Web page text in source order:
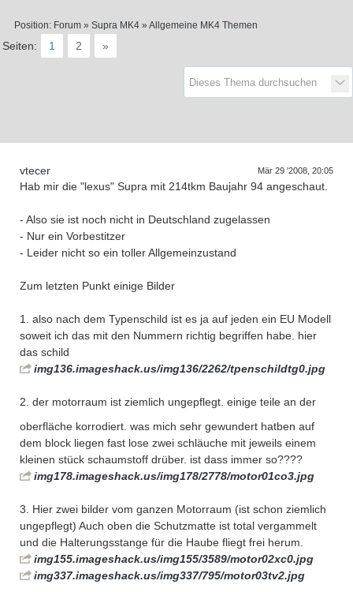
D
a
s
T
r
e
f
f
e
n
d
e
r
G
e
n
e
r
a
t
i
o
n
e
n
Position: Forum » Supra MK4 » Allgemeine MK4 Themen
Seiten: 1 2 »
vtecer Mär 29 '2008, 20:05
Hab mir die "lexus" Supra mit 214tkm Baujahr 94 angeschaut.
- Also sie ist noch nicht in Deutschland zugelassen
- Nur ein Vorbestitzer
- Leider nicht so ein toller Allgemeinzustand
Zum letzten Punkt einige Bilder
1. also nach dem Typenschild ist es ja auf jeden ein EU Modell
soweit ich das mit den Nummern richtig begriffen habe. hier
das schild
img136.imageshack.us/img136/2262/tpenschildtg0.jpg
2. der motorraum ist ziemlich ungepflegt. einige teile an der
oberfläche korrodiert. was mich sehr gewundert hatben auf
dem block liegen fast lose zwei schläuche mit jeweils einem
kleinen stück schaumstoff drüber. ist dass immer so????
img178.imageshack.us/img178/2778/motor01co3.jpg
3. Hier zwei bilder vom ganzen Motorraum (ist schon ziemlich
ungepflegt) Auch oben die Schutzmatte ist total vergammelt
und die Halterungsstange für die Haube fliegt frei herum.
img155.imageshack.us/img155/3589/motor02xc0.jpg
img337.imageshack.us/img337/795/motor03tv2.jpg